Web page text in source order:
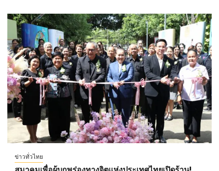
ข่าวทั่วไทย